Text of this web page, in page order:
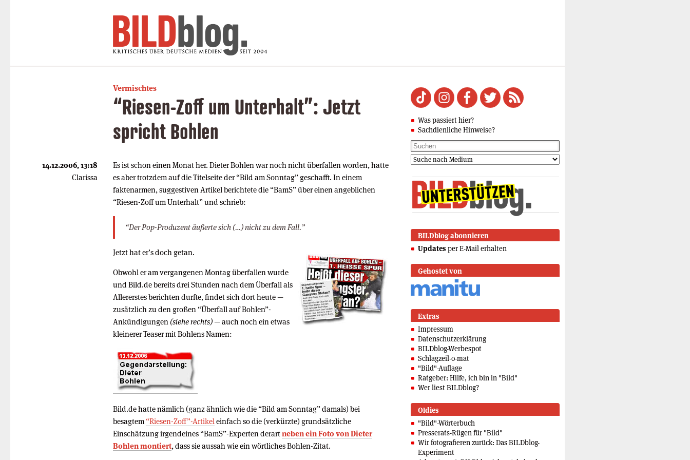
Vermischtes
“Riesen-Zoff um Unterhalt”: Jetzt
spricht Bohlen
Es ist schon einen Monat her. Dieter Bohlen war noch nicht überfallen worden, hatte
es aber trotzdem auf die Titelseite der “Bild am Sonntag” geschafft. In einem
faktenarmen, suggestiven Artikel berichtete die “BamS” über einen angeblichen
“Riesen-Zoff um Unterhalt” und schrieb:
“Der Pop-Produzent äußerte sich (…) nicht zu dem Fall.”
Jetzt hat er’s doch getan.
Obwohl er am vergangenen Montag überfallen wurde
und Bild.de bereits drei Stunden nach dem Überfall als
Allererstes berichten durfte, findet sich dort heute —
zusätzlich zu den großen “Überfall auf Bohlen”-
Ankündigungen (siehe rechts)— auch noch ein etwas
kleinerer Teaser mit Bohlens Namen:
Bild.de hatte nämlich (ganz ähnlich wie die “Bild am Sonntag” damals) bei
besagtem “Riesen-Zoff”-Artikel einfach so die (verkürzte) grundsätzliche
Einschätzung irgendeines “BamS”-Experten derartneben ein Foto von Dieter
Bohlen montiert, dass sie aussah wie ein wörtliches Bohlen-Zitat.
14.12.2006, 13:18
Clarissa
Was passiert hier?
Sachdienliche Hinweise?
BILDblog abonnieren
Updates per E-Mail erhalten
Gehostet von
Extras
Impressum
Datenschutzerklärung
BILDblog-Werbespot
Schlagzeil-o-mat
"Bild"-Auflage
Ratgeber: Hilfe, ich bin in "Bild"
Wer liest BILDblog?
Oldies
"Bild"-Wörterbuch
Presserats-Rügen für "Bild"
Wir fotografieren zurück: Das BILDblog-
Experiment